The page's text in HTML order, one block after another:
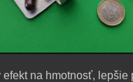
efekt na hmotnosť, lepšie